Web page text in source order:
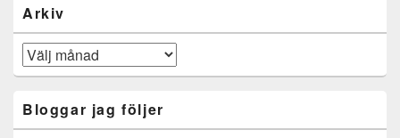
Arkiv
Arkiv
Bloggar jag följer